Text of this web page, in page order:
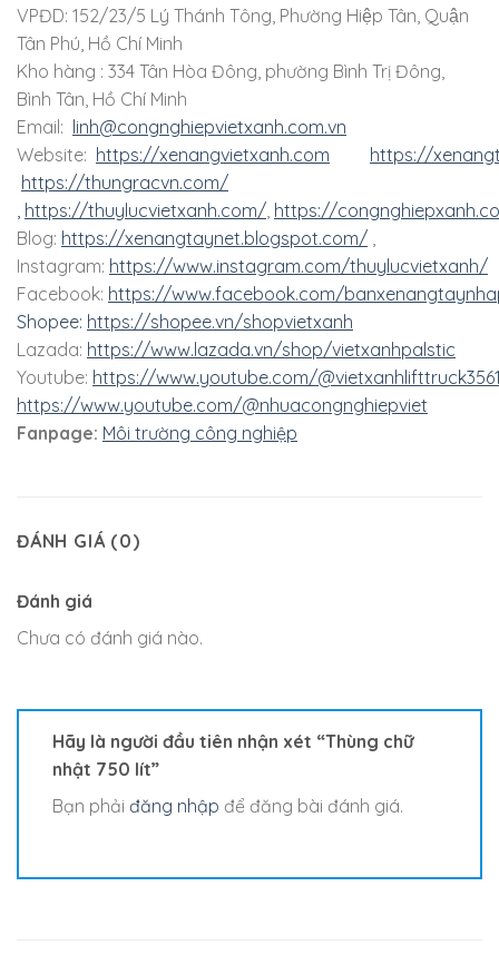
VPĐD: 152/23/5 Lý Thánh Tông, Phường Hiệp Tân, Quận
Tân Phú, Hồ Chí Minh
Kho hàng : 334 Tân Hòa Đông, phường Bình Trị Đông,
Bình Tân, Hồ Chí Minh
Email: linh@congnghiepvietxanh.com.vn
Website: https://xenangvietxanh.com
https://
https://thungracvn.com/
https://thuylucvietxanh.com/ https://
Blog: https://xenangtaynet.blogspot.com/
Instagram: https://www.instagram.com/thuylucvietxanh/
Facebook: https://www.facebook.com/
Shopee: https://shopee.vn/shopvietxanh
Lazada: https://www.lazada.vn/shop/vietxanhpalstic
Youtube: https://www.youtube.com/
https://www.youtube.com/@nhuacongnghiepviet
Fanpage: Môi trường công nghiệp
ĐÁNH GIÁ (0)
Đánh giá
Chưa có đánh giá nào.
Hãy là người đầu tiên nhận xét “Thùng chữ
nhật 750 lít”
Bạn phải đăng nhập để đăng bài đánh giá.